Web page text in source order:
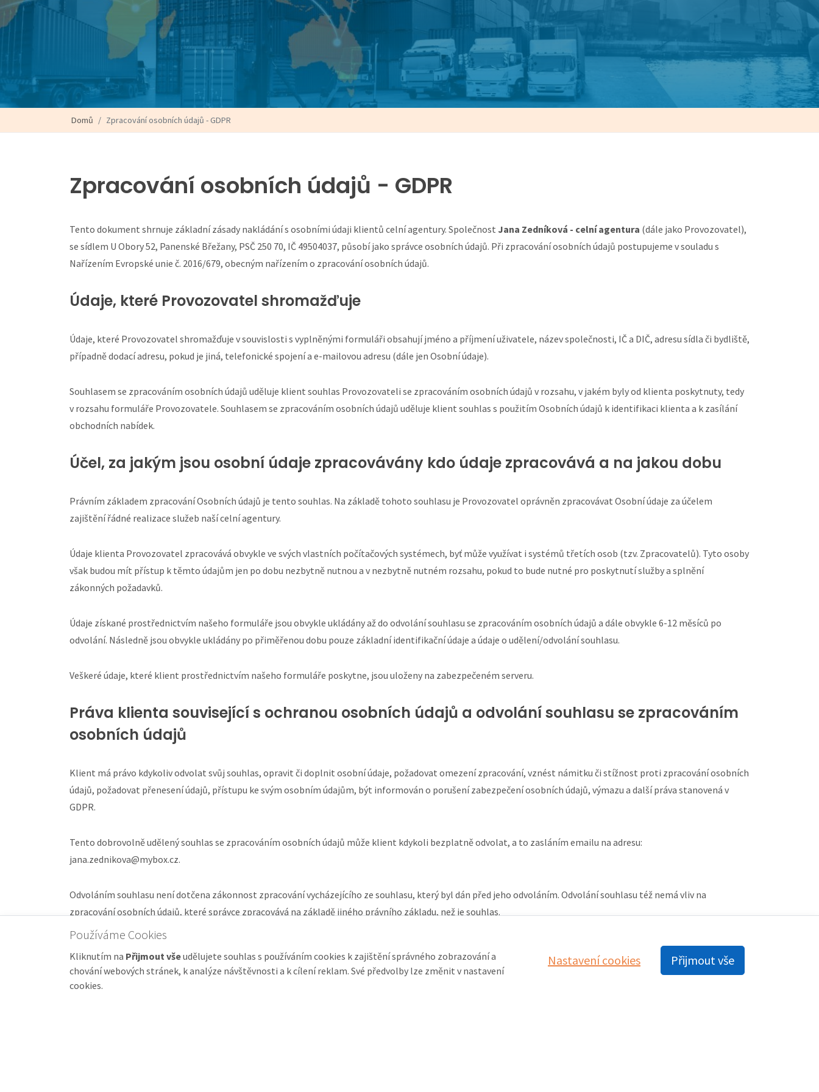
Domů Zpracování osobních údajů - GDPR
Zpracování osobních údajů - GDPR
Tento dokument shrnuje základní zásady nakládání s osobními údaji klientů celní agentury. Společnost Jana Zedníková - celní agentura (dále jako Provozovatel),
se sídlem U Obory 52, Panenské Břežany, PSČ 250 70, IČ 49504037, působí jako správce osobních údajů. Při zpracování osobních údajů postupujeme v souladu s
Nařízením Evropské unie č. 2016/679, obecným nařízením o zpracování osobních údajů.
Údaje, které Provozovatel shromažďuje
Údaje, které Provozovatel shromažďuje v souvislosti s vyplněnými formuláři obsahují jméno a příjmení uživatele, název společnosti, IČ a DIČ, adresu sídla či bydliště,
případně dodací adresu, pokud je jiná, telefonické spojení a e-mailovou adresu (dále jen Osobní údaje).
Souhlasem se zpracováním osobních údajů uděluje klient souhlas Provozovateli se zpracováním osobních údajů v rozsahu, v jakém byly od klienta poskytnuty, tedy
v rozsahu formuláře Provozovatele. Souhlasem se zpracováním osobních údajů uděluje klient souhlas s použitím Osobních údajů k identifikaci klienta a k zasílání
obchodních nabídek.
Účel, za jakým jsou osobní údaje zpracovávány kdo údaje zpracovává a na jakou dobu
Právním základem zpracování Osobních údajů je tento souhlas. Na základě tohoto souhlasu je Provozovatel oprávněn zpracovávat Osobní údaje za účelem
zajištění řádné realizace služeb naší celní agentury.
Údaje klienta Provozovatel zpracovává obvykle ve svých vlastních počítačových systémech, byť může využívat i systémů třetích osob (tzv. Zpracovatelů). Tyto osoby
však budou mít přístup k těmto údajům jen po dobu nezbytně nutnou a v nezbytně nutném rozsahu, pokud to bude nutné pro poskytnutí služby a splnění
zákonných požadavků.
Údaje získané prostřednictvím našeho formuláře jsou obvykle ukládány až do odvolání souhlasu se zpracováním osobních údajů a dále obvykle 6-12 měsíců po
odvolání. Následně jsou obvykle ukládány po přiměřenou dobu pouze základní identifikační údaje a údaje o udělení/odvolání souhlasu.
Veškeré údaje, které klient prostřednictvím našeho formuláře poskytne, jsou uloženy na zabezpečeném serveru.
Práva klienta související s ochranou osobních údajů a odvolání souhlasu se zpracováním
osobních údajů
Klient má právo kdykoliv odvolat svůj souhlas, opravit či doplnit osobní údaje, požadovat omezení zpracování, vznést námitku či stížnost proti zpracování osobních
údajů, požadovat přenesení údajů, přístupu ke svým osobním údajům, být informován o porušení zabezpečení osobních údajů, výmazu a další práva stanovená v
GDPR.
Tento dobrovolně udělený souhlas se zpracováním osobních údajů může klient kdykoli bezplatně odvolat, a to zasláním emailu na adresu:
jana.zednikova@mybox.cz.
Odvoláním souhlasu není dotčena zákonnost zpracování vycházejícího ze souhlasu, který byl dán před jeho odvoláním. Odvolání souhlasu též nemá vliv na
zpracování osobních údajů, které správce zpracovává na základě jiného právního základu, než je souhlas.
Používáme Cookies
Kliknutím na Přijmout všeudělujete souhlas s používáním cookies k zajištění správného zobrazování a
chování webových stránek, k analýze návštěvnosti a k cílení reklam. Své předvolby lze změnit v nastavení
cookies.
Nastavení cookies Přijmout vše